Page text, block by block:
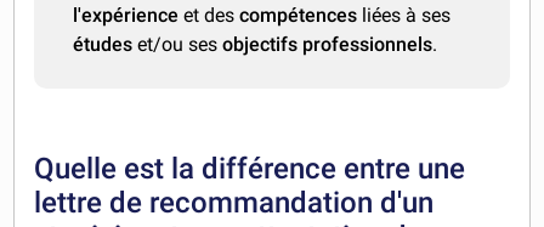
l'expérience et descompétences liées à ses
études et/ou sesobjectifs professionnels.
Quelle est la différence entre une
lettre de recommandation d'un